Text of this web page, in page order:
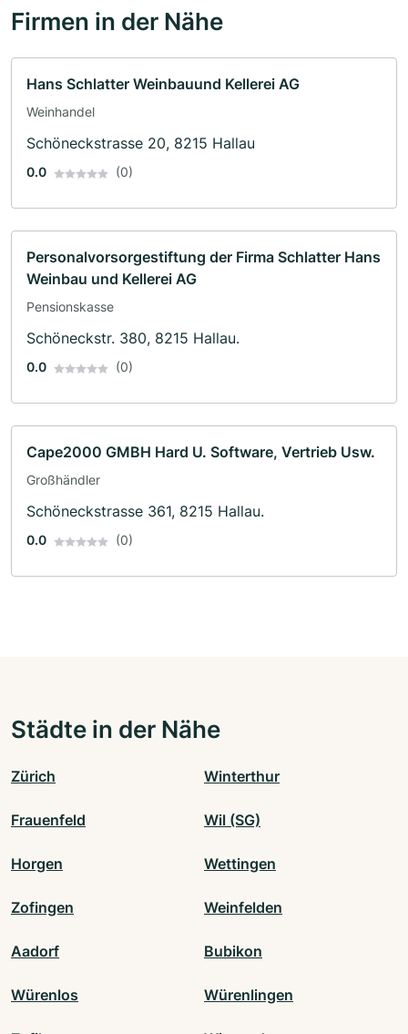
Firmen in der Nähe
Hans Schlatter Weinbauund Kellerei AG
Weinhandel
Schöneckstrasse 20, 8215 Hallau
0.0 (0)
Personalvorsorgestiftung der Firma Schlatter Hans
Weinbau und Kellerei AG
Pensionskasse
Schöneckstr. 380, 8215 Hallau.
0.0 (0)
Cape2000 GMBH Hard U. Software, Vertrieb Usw.
Großhändler
Schöneckstrasse 361, 8215 Hallau.
0.0 (0)
Städte in der Nähe
Zürich Winterthur
Frauenfeld Wil (SG)
Horgen Wettingen
Zofingen Weinfelden
Aadorf Bubikon
Würenlos Würenlingen